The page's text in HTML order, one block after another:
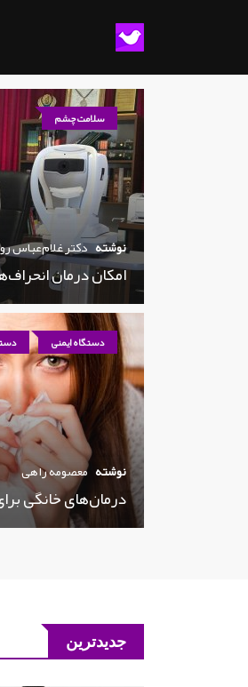
سلامت چشم
نوشته دکتر غلام‌عباس
امکان درمان
دستگاه ایمنی
نوشته معصومه راهی
درمان‌های خانگی
جدیدترین